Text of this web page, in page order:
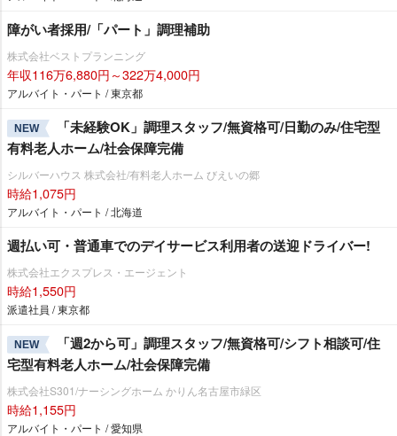
障がい者採用/「パート」調理補助
株式会社ベストプランニング
年収116万6,880円～322万4,000円
アルバイト・パート / 東京都
NEW
「未経験OK」調理スタッフ/無資格可/日勤のみ/住宅型
有料老人ホーム/社会保障完備
シルバーハウス 株式会社/有料老人ホーム びえいの郷
時給1,075円
アルバイト・パート / 北海道
週払い可・普通車でのデイサービス利用者の送迎ドライバー!
株式会社エクスプレス・エージェント
時給1,550円
派遣社員 / 東京都
NEW
「週2から可」調理スタッフ/無資格可/シフト相談可/住
宅型有料老人ホーム/社会保障完備
株式会社S301/ナーシングホーム かりん名古屋市緑区
時給1,155円
アルバイト・パート / 愛知県